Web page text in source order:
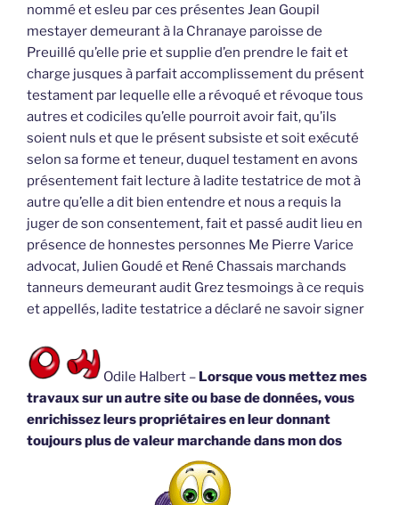
nommé et esleu par ces présentes Jean Goupil
mestayer demeurant à la Chranaye paroisse de
Preuillé qu’elle prie et supplie d’en prendre le fait et
charge jusques à parfait accomplissement du présent
testament par lequelle elle a révoqué et révoque tous
autres et codiciles qu’elle pourroit avoir fait, qu’ils
soient nuls et que le présent subsiste et soit exécuté
selon sa forme et teneur, duquel testament en avons
présentement fait lecture à ladite testatrice de mot à
autre qu’elle a dit bien entendre et nous a requis la
juger de son consentement, fait et passé audit lieu en
présence de honnestes personnes Me Pierre Varice
advocat, Julien Goudé et René Chassais marchands
tanneurs demeurant audit Grez tesmoings à ce requis
et appellés, ladite testatrice a déclaré ne savoir signer
Odile Halbert – Lorsque vous mettez mes
travaux sur un autre site ou base de données, vous
enrichissez leurs propriétaires en leur donnant
toujours plus de valeur marchande dans mon dos